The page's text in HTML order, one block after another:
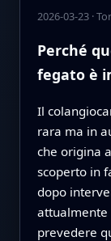
2026-03-23·
Perché
fegato è
Il
rara ma in
che origina
scoperto in
dopo
attualmente
prevedere